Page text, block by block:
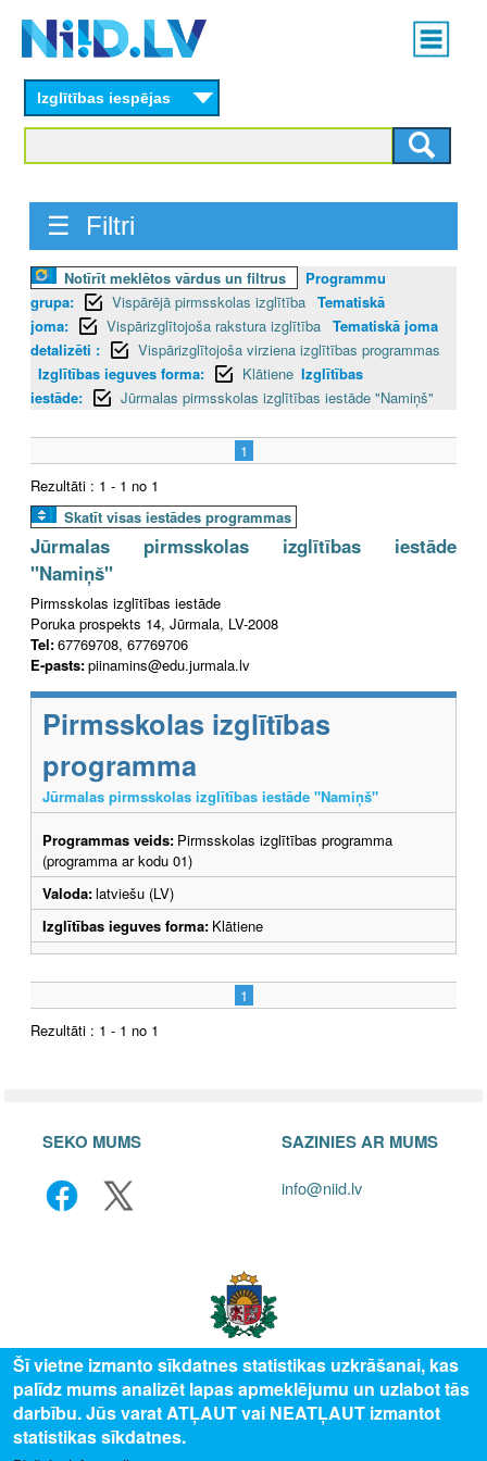
content
Main
menu
Izglītības iespējas
☰ Filtri
Notīrīt meklētos vārdus un filtrus
Programmu
grupa:
Vispārējā pirmsskolas izglītība Tematiskā
joma:
Vispārizglītojoša rakstura izglītība Tematiskā joma
detalizēti :
Vispārizglītojoša virziena izglītības programmas
Izglītības ieguves forma:
Klātiene Izglītības
iestāde:
Jūrmalas pirmsskolas izglītības iestāde "Namiņš"
1
Rezultāti : 1 - 1 no 1
Skatīt visas iestādes programmas
Jūrmalas pirmsskolas izglītības iestāde
"Namiņš"
Pirmsskolas izglītības iestāde
Poruka prospekts 14, Jūrmala, LV-2008
Tel:67769708, 67769706
E-pasts:piinamins@edu.jurmala.lv
Pirmsskolas izglītības
programma
Jūrmalas pirmsskolas izglītības iestāde "Namiņš"
Programmas veids: Pirmsskolas izglītības programma
(programma ar kodu 01)
Valoda:latviešu (LV)
Izglītības ieguves forma: Klātiene
1
Rezultāti : 1 - 1 no 1
SEKO MUMS SAZINIES AR MUMS
info@niid.lv
© 2025 Valsts izglītības attīstības aģentūra, publicētā satura visas tiesības
Šī vietne izmanto sīkdatnes statistikas uzkrāšanai, kas
palīdz mums analizēt lapas apmeklējumu un uzlabot tās
darbību. Jūs varat ATĻAUT vai NEATĻAUT izmantot
statistikas sīkdatnes.